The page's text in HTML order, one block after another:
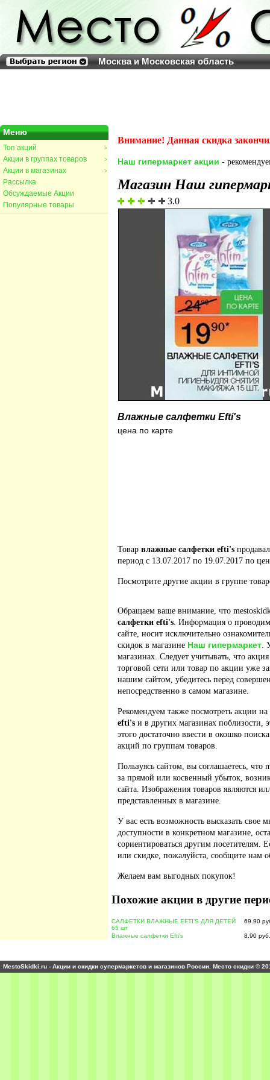
Москва и Московская область
Меню
>
Топ акций
>
Акции в группах товаров
>
Акции в магазинах
Рассылка
Обсуждаемые Акции
Популярные товары
Внимание! Данная скидка
Наш гипермаркет акции -
Магазин Наш
3.0
Влажные салфетки Efti's
цена по карте
Товар влажные салфетки efti's
период с 13.07.2017 по 19.07.2017 по
Посмотрите другие акции в группе
Обращаем ваше внимание, что
салфетки efti's. Информация о
сайте, носит исключительно
скидок в магазине Наш гипермаркет.
магазинах. Следует учитывать, что
торговой сети или товар по акции уже
нашим сайтом, убедитесь перед
непосредственно в самом магазине.
Рекомендуем также посмотреть акции
efti's и в других магазинах поблизости,
этого достаточно ввести в окошко
акций по группам товаров.
Пользуясь сайтом, вы соглашаетесь, что
за прямой или косвенный убыток,
сайта. Изображения товаров являются
представленных в магазине.
У вас есть возможность высказать свое
доступности в конкретном магазине,
сориентироваться другим
или скидке, пожалуйста, сообщите нам
Желаем вам выгодных покупок!
Похожие акции в другие
САЛФЕТКИ ВЛАЖНЫЕ EFTI’S ДЛЯ ДЕТЕЙ
65 шт
69.90
Влажные салфетки Efti's 8.90 руб.
MestoSkidki.ru - Акции и скидки супермаркетов и магазинов России. Место скидки ©